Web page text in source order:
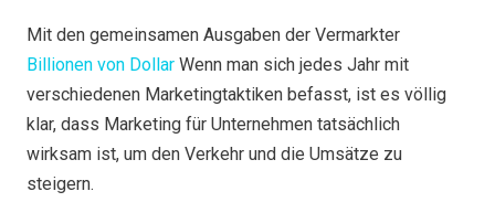
Mit den gemeinsamen Ausgaben der Vermarkter
Billionen von Dollar Wenn man sich jedes Jahr mit
verschiedenen Marketingtaktiken befasst, ist es völlig
klar, dass Marketing für Unternehmen tatsächlich
wirksam ist, um den Verkehr und die Umsätze zu
steigern.